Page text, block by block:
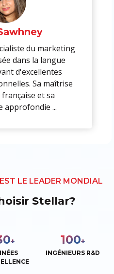
du marketing
dans la langue
d'excellentes
Sa maîtrise
et sa
approfondie ...
LE LEADER MONDIAL
Stellar?
+ 100+
INGÉNIEURS R&D